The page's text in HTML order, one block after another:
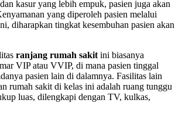
kasur yang lebih empuk, pasien juga akan
yang diperoleh pasien melalui
diharapkan tingkat kesembuhan pasien akan
ranjang rumah sakit ini biasanya
VIP atau VVIP, di mana pasien tinggal
pasien lain di dalamnya. Fasilitas lain
rumah sakit di kelas ini adalah ruang tunggu
luas, dilengkapi dengan TV, kulkas,